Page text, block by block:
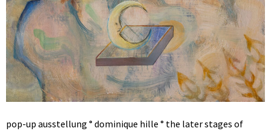
pop-up ausstellung ° dominique hille ° the later stages of